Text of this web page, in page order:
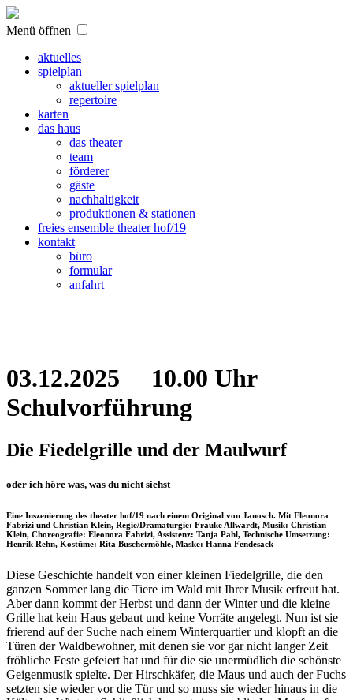
Menü öffnen
aktuelles
spielplan
aktueller spielplan
repertoire
karten
das haus
das theater
team
förderer
gäste
nachhaltigkeit
produktionen & stationen
freies ensemble theater hof/19
kontakt
büro
formular
anfahrt
03.12.2025 10.00 Uhr
Schulvorführung
Die Fiedelgrille und der Maulwurf
oder ich höre was, was du nicht siehst
Eine Inszenierung des theater hof/19 nach einem Original von Janosch. Mit Eleonora
Fabrizi und Christian Klein, Regie/Dramaturgie: Frauke Allwardt, Musik: Christian
Klein, Choreografie: Eleonora Fabrizi, Assistenz: Tanja Pahl, Technische Umsetzung:
Henrik Rehn, Kostüme: Rita Buschermöhle, Maske: Hanna Fendesack
Diese Geschichte handelt von einer kleinen Fiedelgrille, die den
ganzen Sommer lang die Tiere im Wald mit Ihrer Musik erfreut hat.
Aber dann kommt der Herbst und dann der Winter und die kleine
Grille hat kein Haus gebaut und keine Vorräte angelegt. Nun ist sie
frierend auf der Suche nach einem Winterquartier und klopft an die
Türen der Waldbewohner, mit denen sie vor gar nicht langer Zeit
fröhliche Feste gefeiert hat und für die sie unermüdlich die schönste
Geigenmusik spielte. Der Hirschkäfer, die Maus und auch der Fuchs
setzten sie wieder vor die Tür und so muss sie wieder hinaus in die